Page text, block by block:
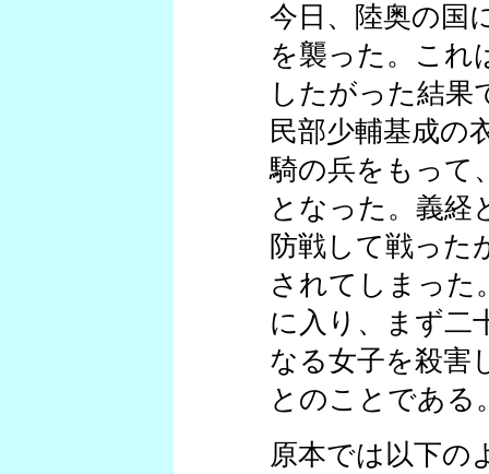
今日、陸奥の国
を襲った。これ
したがった結果
民部少輔基成の
騎の兵をもって
となった。義経
防戦して戦った
されてしまった
に入り、まず二
なる女子を殺害
とのことである
原本では以下の